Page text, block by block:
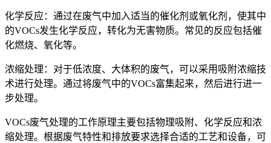
化学反应：通过在废气中加入适当的催化剂或氧化剂，使其中
的VOCs发生化学反应，转化为无害物质。常见的反应包括催
化燃烧、氧化等。
浓缩处理：对于低浓度、大体积的废气，可以采用吸附浓缩技
术进行处理。通过将废气中的VOCs富集起来，然后进行进一
步处理。
VOCs废气处理的工作原理主要包括物理吸附、化学反应和浓
缩处理。根据废气特性和排放要求选择合适的工艺和设备，可